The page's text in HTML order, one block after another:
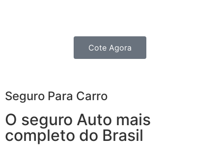
Cote Agora
Seguro Para Carro
O seguro Auto mais
completo do Brasil